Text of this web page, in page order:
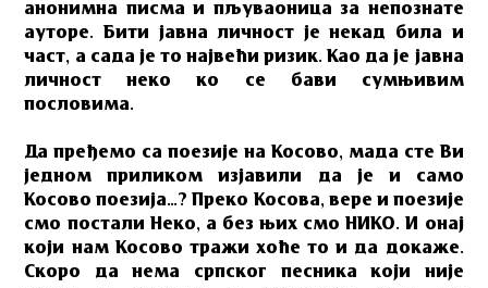
анонимна писма и пљуваоница за непознате
ауторе. Бити јавна личност је некад била и
част, а сада је то највећи ризик. Као да је јавна
личност неко ко се бави сумњивим
пословима.
Да пређемо са поезије на Косово, мада сте Ви
једном приликом изјавили да је и само
Косово поезија…? Преко Косова, вере и поезије
смо постали Неко, а без њих смо НИКО. И онај
који нам Косово тражи хоће то и да докаже.
Скоро да нема српског песника који није